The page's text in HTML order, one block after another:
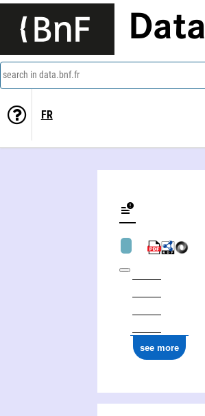
Data
search in data.bnf.fr
FR
see more